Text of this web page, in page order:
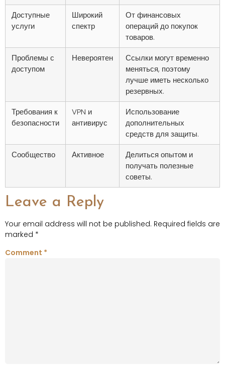
Доступные
услуги
Широкий
спектр
От финансовых
операций до покупок
товаров.
Проблемы с
доступом
Невероятен
Ссылки могут временно
меняться, поэтому
лучше иметь несколько
резервных.
Требования к
безопасности
VPN и
антивирус
Использование
дополнительных
средств для защиты.
Сообщество
Активное
Делиться опытом и
получать полезные
советы.
Leave a Reply
Your email address will not be published. Required fields are
marked *
Comment *